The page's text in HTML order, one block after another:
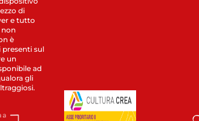
di
e tutto
non
è
sul
un
ad
gli